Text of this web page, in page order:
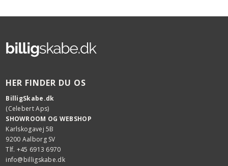
HER FINDER DU OS
BilligSkabe.dk
(Celebert Aps)
SHOWROOM OG WEBSHOP
Karlskogavej 5B
9200 Aalborg SV
Tlf. +45 6913 6970
info@billigskabe.dk